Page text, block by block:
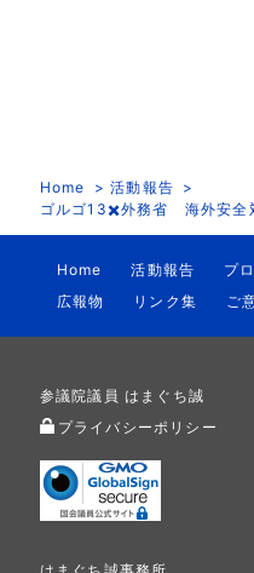
Home
活動報告
ゴルゴ13✖️外務省 海外安全
Home 活動報告 プ
広報物
リンク集 ご
参議院議員 はまぐち誠
プライバシーポリシー